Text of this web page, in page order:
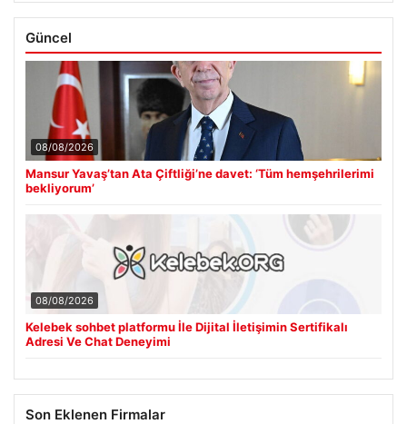
Güncel
08/08/2026
Mansur Yavaş’tan Ata Çiftliği’ne davet: ‘Tüm hemşehrilerimi
bekliyorum’
08/08/2026
Kelebek sohbet platformu İle Dijital İletişimin Sertifikalı
Adresi Ve Chat Deneyimi
Son Eklenen Firmalar